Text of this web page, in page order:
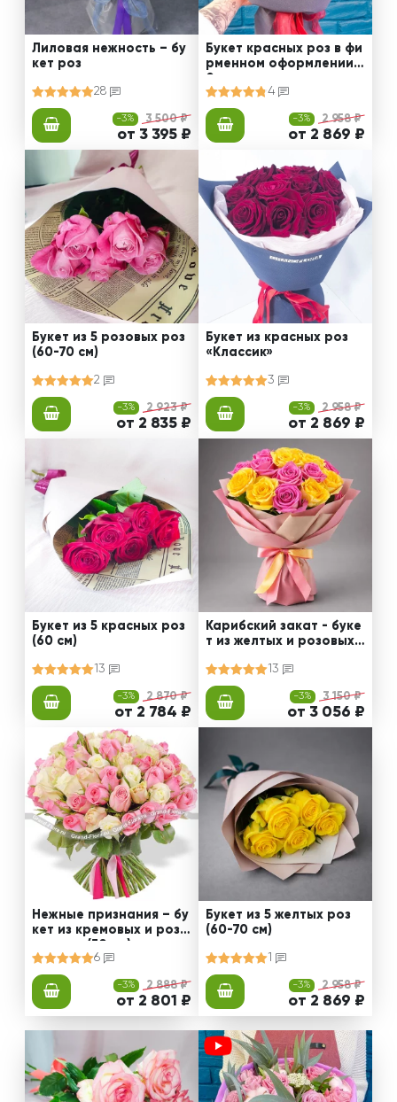
Лиловая нежность – бу
кет роз
28
-3% 3 500 ₽
от 3 395 ₽
Букет красных роз в фи
рменном оформлении 5
4
-3% 2 958 ₽
от 2 869 ₽
Букет из 5 розовых роз
(60-70 см)
2
-3% 2 923 ₽
от 2 835 ₽
Букет из красных роз
«Классик»
3
-3% 2 958 ₽
от 2 869 ₽
Букет из 5 красных роз
(60 см)
13
-3% 2 870 ₽
от 2 784 ₽
Карибский закат - буке
т из желтых и розовых
13
-3% 3 150 ₽
от 3 056 ₽
Нежные признания – бу
кет из кремовых и розо
6
-3% 2 888 ₽
от 2 801 ₽
Букет из 5 желтых роз
(60-70 см)
1
-3% 2 958 ₽
от 2 869 ₽